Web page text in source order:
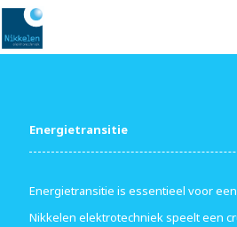
Energietransitie
Energietransitie is essentieel voor
Nikkelen elektrotechniek speelt een